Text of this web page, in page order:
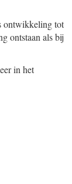
ontwikkeling tot
ontstaan als bij
in het